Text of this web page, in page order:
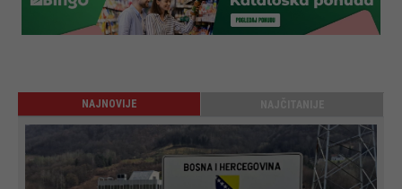
NAJNOVIJE